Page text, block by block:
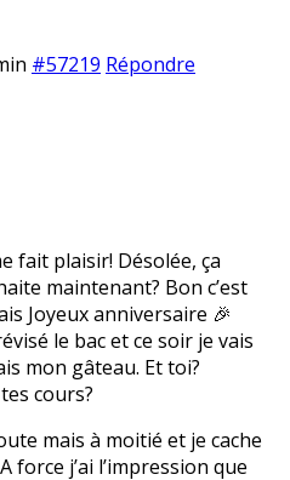
#57219 Répondre
fait plaisir! Désolée, ça
maintenant? Bon c’est
Joyeux anniversaire 🎉
le bac et ce soir je vais
mon gâteau. Et toi?
cours?
mais à moitié et je cache
force j’ai l’impression que